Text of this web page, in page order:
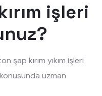
işleri
şap kırım yıkım işleri
konusunda uzman